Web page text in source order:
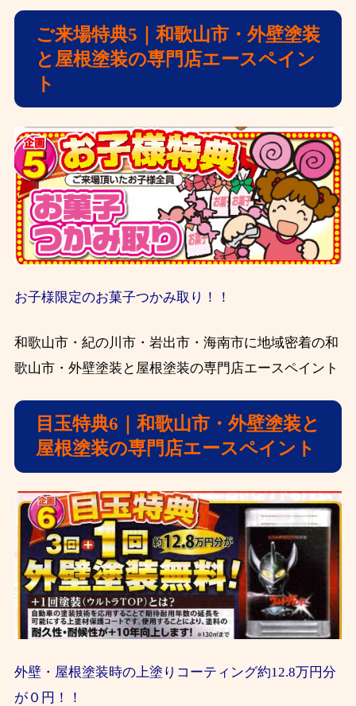
ご来場特典5｜和歌山市・外壁塗装
と屋根塗装の専門店エースペイン
ト
お子様限定のお菓子つかみ取り！！
和歌山市・紀の川市・岩出市・海南市に地域密着の和
歌山市・外壁塗装と屋根塗装の専門店エースペイント
目玉特典6｜和歌山市・外壁塗装と
屋根塗装の専門店エースペイント
外壁・屋根塗装時の上塗りコーティング約12.8万円分
が０円！！